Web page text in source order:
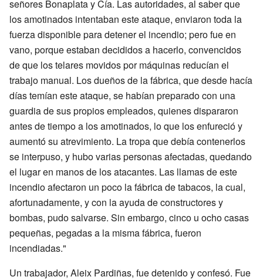
señores Bonaplata y Cía. Las autoridades, al saber que
los amotinados intentaban este ataque, enviaron toda la
fuerza disponible para detener el incendio; pero fue en
vano, porque estaban decididos a hacerlo, convencidos
de que los telares movidos por máquinas reducían el
trabajo manual. Los dueños de la fábrica, que desde hacía
días temían este ataque, se habían preparado con una
guardia de sus propios empleados, quienes dispararon
antes de tiempo a los amotinados, lo que los enfureció y
aumentó su atrevimiento. La tropa que debía contenerlos
se interpuso, y hubo varias personas afectadas, quedando
el lugar en manos de los atacantes. Las llamas de este
incendio afectaron un poco la fábrica de tabacos, la cual,
afortunadamente, y con la ayuda de constructores y
bombas, pudo salvarse. Sin embargo, cinco u ocho casas
pequeñas, pegadas a la misma fábrica, fueron
incendiadas."
Un trabajador, Aleix Pardiñas, fue detenido y confesó. Fue